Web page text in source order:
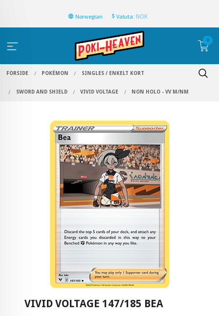
Norwegian Valuta: NOK
0
FORSIDE POKÉMON SINGLES / ENKELT KORT
SWORD AND SHIELD VIVID VOLTAGE NON HOLO - VV M/NM
VIVID VOLTAGE 147/185 BEA